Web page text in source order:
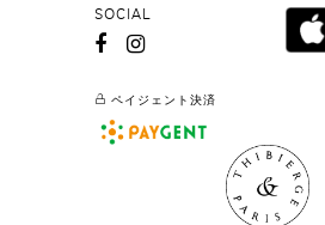
SOCIAL
ペイジェント決済